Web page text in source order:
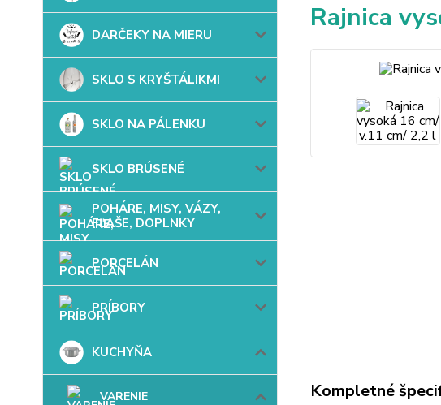
DARČEKY NA MIERU
SKLO S KRYŠTÁLIKMI
SKLO NA PÁLENKU
SKLO BRÚSENÉ
POHÁRE, MISY, VÁZY,
FĽAŠE, DOPLNKY
PORCELÁN
PRÍBORY
KUCHYŇA
VARENIE
Rajnica
Kompletné